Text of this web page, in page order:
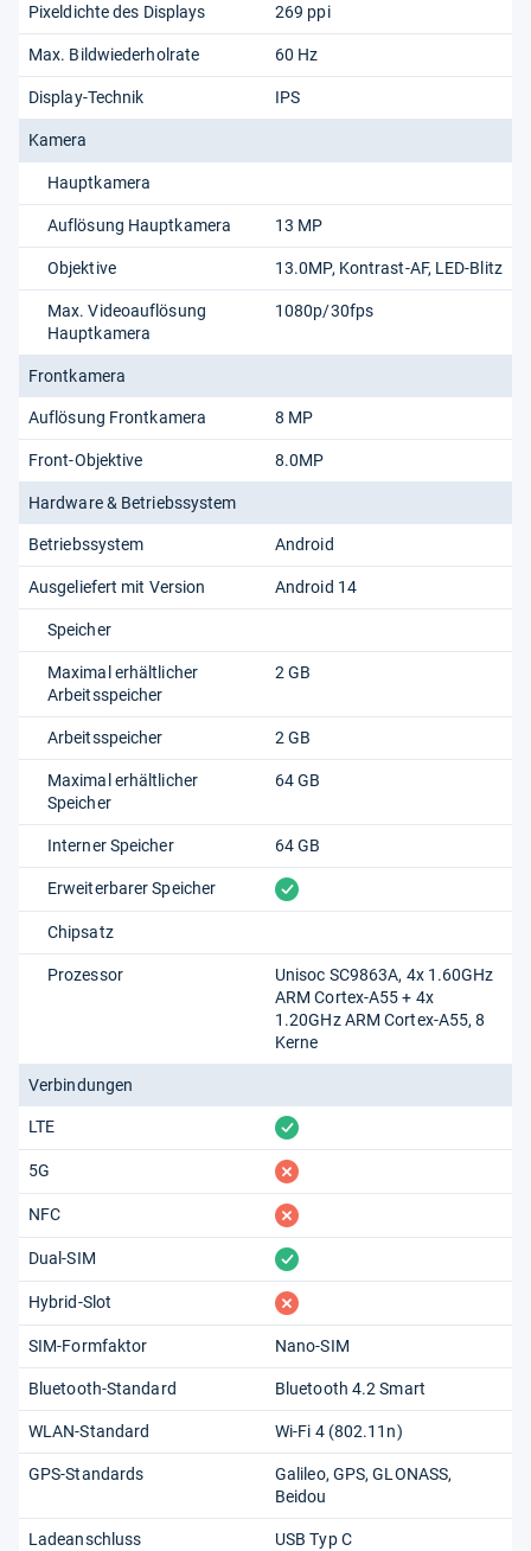
Pixeldichte des Displays 269 ppi
Max. Bildwiederholrate 60 Hz
Display-Technik IPS
Kamera
Hauptkamera
Auflösung Hauptkamera 13 MP
Objektive 13.0MP, Kontrast-AF, LED-Blitz
Max. Videoauflösung
Hauptkamera
1080p/​30fps
Frontkamera
Auflösung Frontkamera 8 MP
Front-Objektive 8.0MP
Hardware & Betriebssystem
Betriebssystem Android
Ausgeliefert mit Version Android 14
Speicher
Maximal erhältlicher
Arbeitsspeicher
2 GB
Arbeitsspeicher 2 GB
Maximal erhältlicher
Speicher
64 GB
Interner Speicher 64 GB
Erweiterbarer Speicher vorhanden
Chipsatz
Prozessor
Unisoc SC9863A, 4x 1.60GHz
ARM Cortex-A55 + 4x
1.20GHz ARM Cortex-A55, 8
Kerne
Verbindungen
LTE vorhanden
5G fehlt
NFC fehlt
Dual-SIM vorhanden
Hybrid-Slot fehlt
SIM-Formfaktor Nano-SIM
Bluetooth-Standard Bluetooth 4.2 Smart
WLAN-Standard Wi-Fi 4 (802.11​n)
GPS-Standards Galileo GPS GLONASS
Beidou
Ladeanschluss USB Typ C